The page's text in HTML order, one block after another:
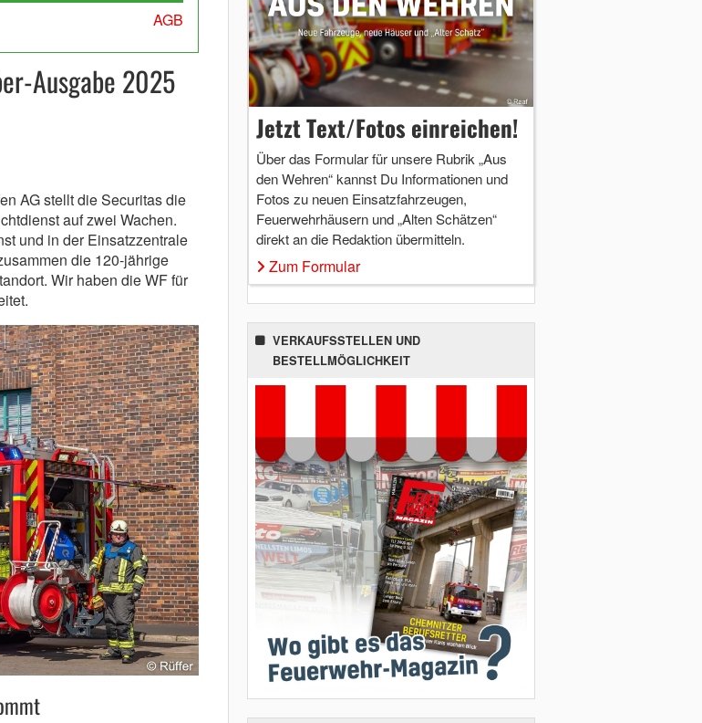
AGB
Ausgabe 2025
AG stellt die Securitas die
auf zwei Wachen.
und in der Einsatzzentrale
die 120-jährige
Wir haben die WF für
Jetzt Text/Fotos einreichen!
Über das Formular für unsere Rubrik „Aus
den Wehren“ kannst Du Informationen und
Fotos zu neuen Einsatzfahrzeugen,
Feuerwehrhäusern und „Alten Schätzen“
direkt an die Redaktion übermitteln.
Zum Formular
VERKAUFSSTELLEN UND
BESTELLMÖGLICHKEIT